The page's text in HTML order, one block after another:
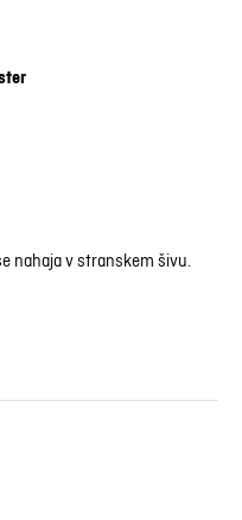
nahaja v stranskem šivu.